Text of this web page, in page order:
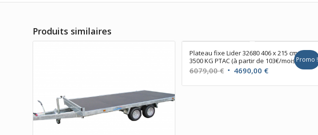
Produits similaires
Plateau fixe Lider 32680 406 x 215 cm
3500 KG PTAC (à partir de 103€/mois)
6079,00€ Le 4690,00 €Le
Promo !